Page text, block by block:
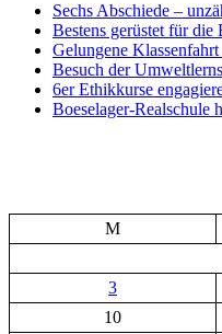
Sechs Abschiede –
Bestens gerüstet für die
Gelungene
Besuch der
6er Ethikkurse
Boeselager-
M
3
10